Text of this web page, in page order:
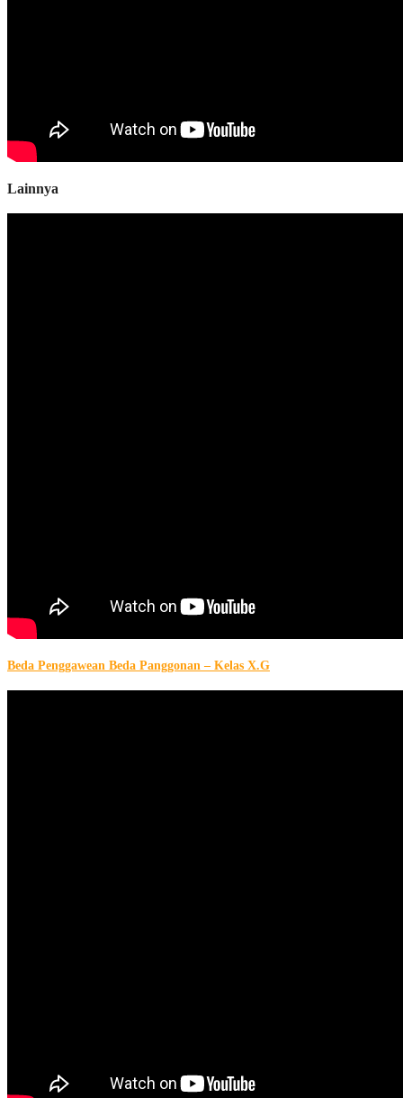
Lainnya
Beda Penggawean Beda Panggonan – Kelas X.G